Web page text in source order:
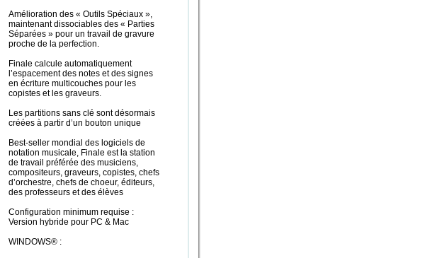
Amélioration des « Outils Spéciaux »,
maintenant dissociables des « Parties
Séparées » pour un travail de gravure
proche de la perfection.
Finale calcule automatiquement
l’espacement des notes et des signes
en écriture multicouches pour les
copistes et les graveurs.
Les partitions sans clé sont désormais
créées à partir d’un bouton unique
Best-seller mondial des logiciels de
notation musicale, Finale est la station
de travail préférée des musiciens,
compositeurs, graveurs, copistes, chefs
d’orchestre, chefs de choeur, éditeurs,
des professeurs et des élèves
Configuration minimum requise :
Version hybride pour PC & Mac
WINDOWS® :